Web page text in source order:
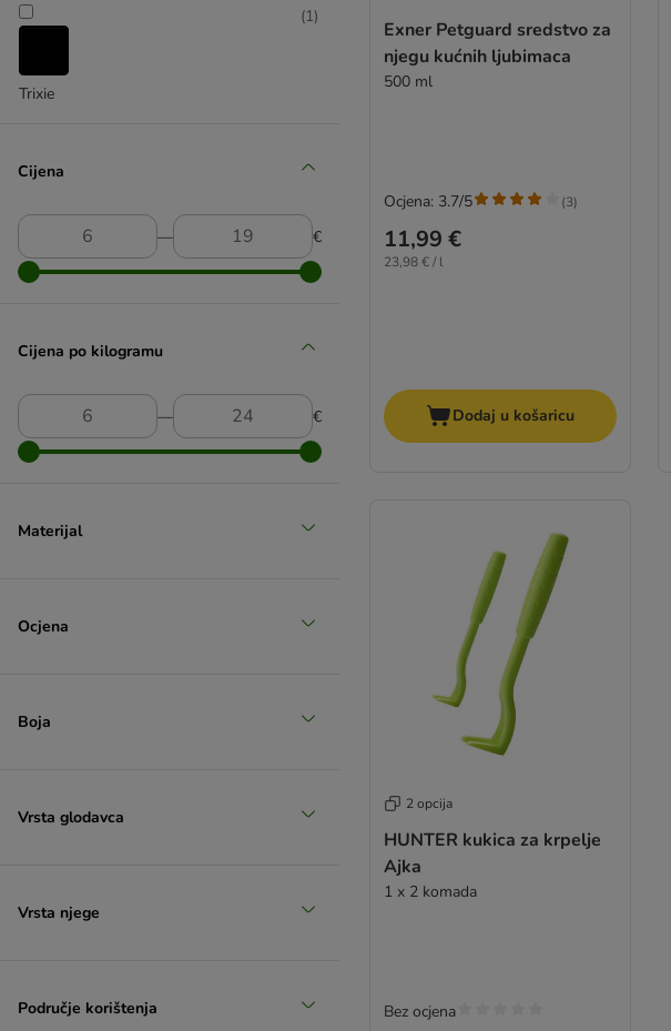
Trixie
(1)
Cijena
― €
Cijena po kilogramu
― €
Materijal
Ocjena
Boja
Vrsta glodavca
Vrsta njege
Područje korištenja
Exner Petguard sredstvo za
njegu kućnih ljubimaca
500 ml
11,99 €
23,98 € / l
Ocjena: 3.7/5 (3)
Dodaj u košaricu
2 opcija
HUNTER kukica za krpelje
Ajka
1 x 2 komada
Bez ocjena